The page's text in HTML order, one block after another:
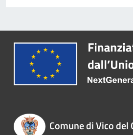
Comune di Vico del